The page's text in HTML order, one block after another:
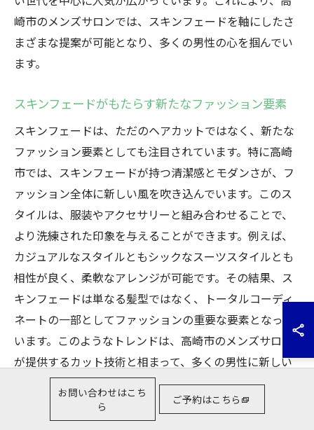
崎市のメンズサロンでは、スキンフェードを軸にしたさ
まざまな提案が可能となり、多くの男性の心を掴んでい
ます。
スキンフェードがもたらす新たなファッション要素
スキンフェードは、ただのヘアカットではなく、新たな
ファッション要素としても注目されています。特に高崎
市では、スキンフェードが持つ清潔感とモダンさが、フ
ァッション全体に新しい風を吹き込んでいます。このス
タイルは、服装やアクセサリーと組み合わせることで、
より洗練された印象を与えることができます。例えば、
カジュアルなスタイルともシックなスーツスタイルとも
相性が良く、柔軟なアレンジが可能です。その結果、ス
キンフェードは単なる髪型ではなく、トータルコーディ
ネートの一部としてファッションの重要な要素となって
います。このようなトレンドは、高崎市のメンズサロン
が提供するカット技術と相まって、多くの男性に新しい
スタイル提案の幅を広げています。
多様性を持つスキンフェードのスタイリングテクニッ
お問い合わせはこち
ら
ご予約はこちら